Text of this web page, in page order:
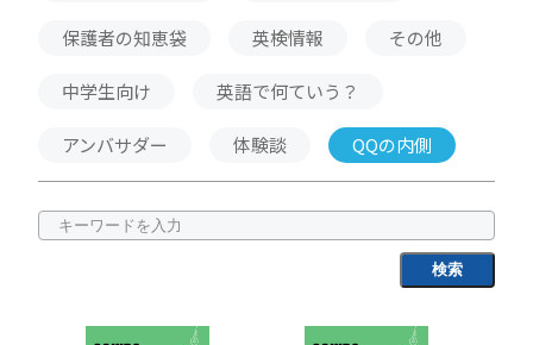
保護者の知恵袋 英検情報 その他
中学生向け 英語で何ていう？
アンバサダー 体験談 QQの内側
検索